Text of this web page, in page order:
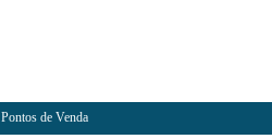
Pontos de Venda